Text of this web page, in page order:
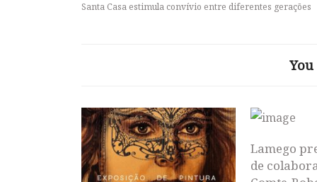
Santa Casa estimula convívio entre diferentes gerações
Lamego
de